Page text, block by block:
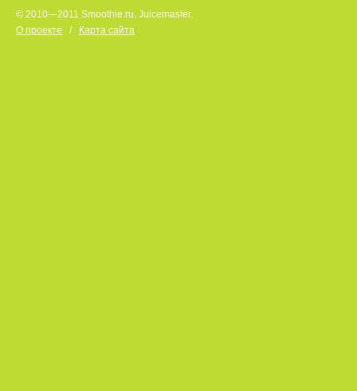
© 2010—2011 Smoothie.ru. Juicemaster.
О проекте / Карта сайта